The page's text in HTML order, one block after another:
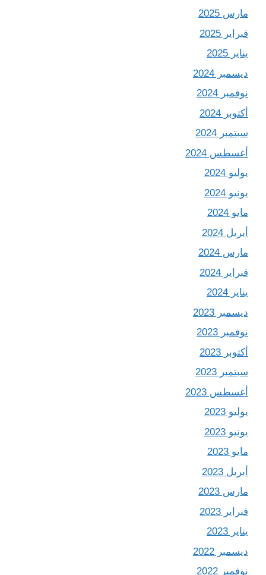
مارس 2025
فبراير 2025
يناير 2025
ديسمبر 2024
نوفمبر 2024
أكتوبر 2024
سبتمبر 2024
أغسطس 2024
يوليو 2024
يونيو 2024
مايو 2024
أبريل 2024
مارس 2024
فبراير 2024
يناير 2024
ديسمبر 2023
نوفمبر 2023
أكتوبر 2023
سبتمبر 2023
أغسطس 2023
يوليو 2023
يونيو 2023
مايو 2023
أبريل 2023
مارس 2023
فبراير 2023
يناير 2023
ديسمبر 2022
نوفمبر 2022